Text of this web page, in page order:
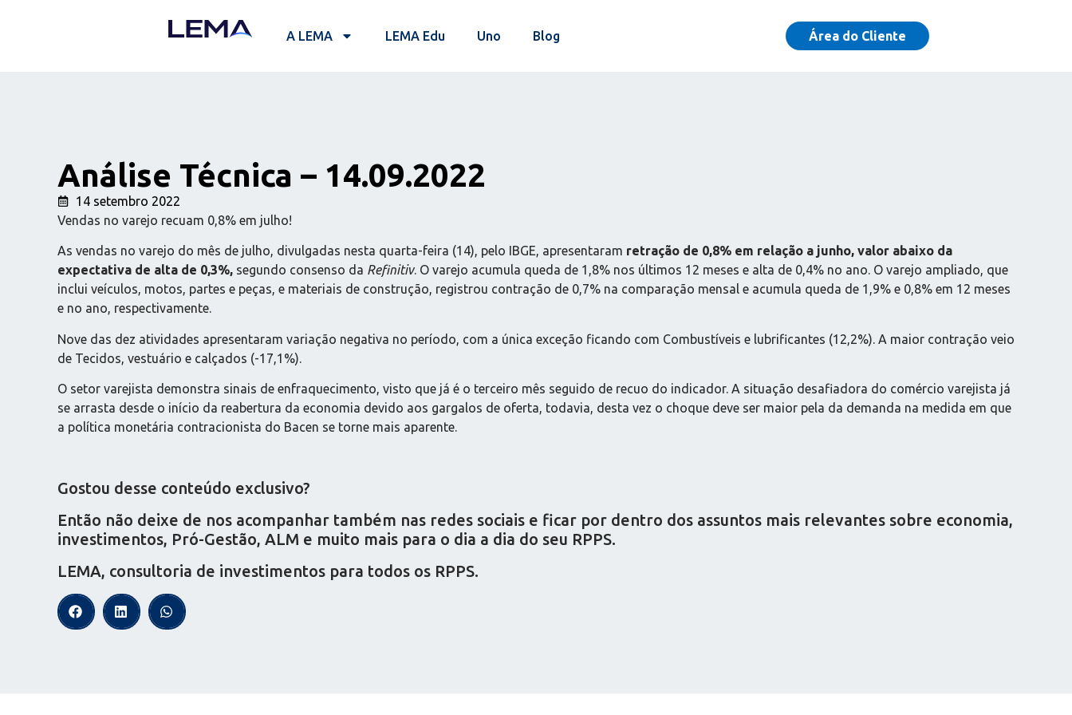
A LEMA LEMA Edu Uno Blog Área do Cliente
Análise Técnica – 14.09.2022
14 setembro 2022
Vendas no varejo recuam 0,8% em julho!
As vendas no varejo do mês de julho, divulgadas nesta quarta-feira (14), pelo IBGE, apresentaram retração de 0,8% em relação a junho, valor abaixo da
expectativa de alta de 0,3%, segundo consenso da Refinitiv. O varejo acumula queda de 1,8% nos últimos 12 meses e alta de 0,4% no ano. O varejo ampliado, que
inclui veículos, motos, partes e peças, e materiais de construção, registrou contração de 0,7% na comparação mensal e acumula queda de 1,9% e 0,8% em 12 meses
e no ano, respectivamente.
Nove das dez atividades apresentaram variação negativa no período, com a única exceção ficando com Combustíveis e lubrificantes (12,2%). A maior contração veio
de Tecidos, vestuário e calçados (-17,1%).
O setor varejista demonstra sinais de enfraquecimento, visto que já é o terceiro mês seguido de recuo do indicador. A situação desafiadora do comércio varejista já
se arrasta desde o início da reabertura da economia devido aos gargalos de oferta, todavia, desta vez o choque deve ser maior pela da demanda na medida em que
a política monetária contracionista do Bacen se torne mais aparente.
Gostou desse conteúdo exclusivo?
Então não deixe de nos acompanhar também nas redes sociais e ficar por dentro dos assuntos mais relevantes sobre economia,
investimentos, Pró-Gestão, ALM e muito mais para o dia a dia do seu RPPS.
LEMA, consultoria de investimentos para todos os RPPS.